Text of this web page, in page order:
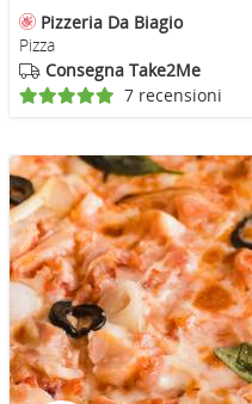
Pizzeria Da Biagio
Pizza
Consegna Take2Me
7 recensioni